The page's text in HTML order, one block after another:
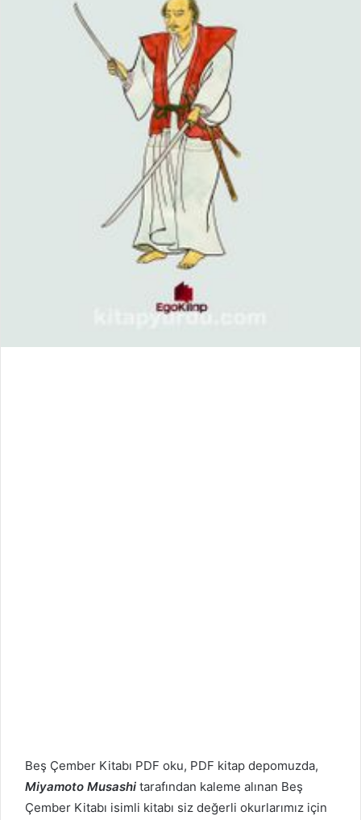
Beş Çember Kitabı PDF oku, PDF kitap depomuzda,
Miyamoto Musashi tarafından kaleme alınan Beş
Çember Kitabı isimli kitabı siz değerli okurlarımız için